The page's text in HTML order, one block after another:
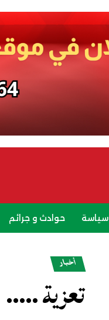
سياسة حوادث و جرائم
أخبار
تعزية …..